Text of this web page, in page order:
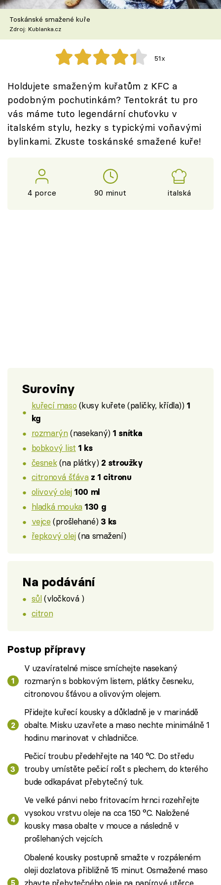
Škola vaření
Recepty z TV
Speciál: Cuketa
Těhotnej kuchař
Sledujte prima+
Přihlášení
Sledujte nás
Toskánské smažené kuře
Zdroj: Kublanka.cz
51x
Holdujete smaženým kuřatům z KFC a
podobným pochutinkám? Tentokrát tu pro
vás máme tuto legendární chuťovku v
italském stylu, hezky s typickými voňavými
bylinkami. Zkuste toskánské smažené kuře!
4 porce 90 minut italská
Suroviny
kuřecí maso (kusy kuřete (paličky, křídla)) 1
kg
rozmarýn(nasekaný) 1 snítka
bobkový list 1 ks
česnek(na plátky) 2 stroužky
citronová šťáva z 1 citronu
olivový olej 100 ml
hladká mouka 130 g
vejce (prošlehané) 3 ks
řepkový olej(na smažení)
Na podávání
sůl(vločková )
citron
Postup přípravy
V uzavíratelné misce smíchejte nasekaný
rozmarýn s bobkovým listem, plátky česneku,
citronovou šťávou a olivovým olejem.
Přidejte kuřecí kousky a důkladně je v marinádě
obalte. Misku uzavřete a maso nechte minimálně 1
hodinu marinovat v chladničce.
Pečicí troubu předehřejte na 140 °C. Do středu
trouby umístěte pečicí rošt s plechem, do kterého
bude odkapávat přebytečný tuk.
Ve velké pánvi nebo fritovacím hrnci rozehřejte
vysokou vrstvu oleje na cca 150 °C. Naložené
kousky masa obalte v mouce a následně v
prošlehaných vejcích.
Obalené kousky postupně smažte v rozpáleném
oleji dozlatova přibližně 15 minut. Osmažené maso
zbavte přebytečného oleje na papírové utěrce,